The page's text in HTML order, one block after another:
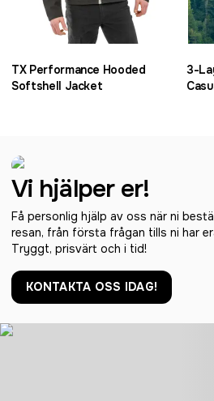
TX Performance Hooded
Softshell Jacket
3-
Vi hjälper er!
Få personlig hjälp av oss när ni
resan, från första frågan tills ni har
Tryggt, prisvärt och i tid!
KONTAKTA OSS IDAG!